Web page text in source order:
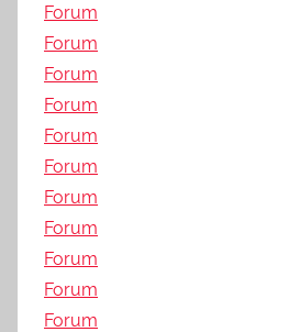
Forum
Forum
Forum
Forum
Forum
Forum
Forum
Forum
Forum
Forum
Forum